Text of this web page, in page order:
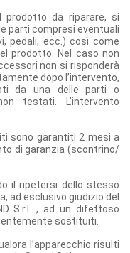
da riparare, si
parti compresi eventuali
pedali, ecc.) così come
prodotto. Nel caso non
non si risponderà
dopo l’intervento,
da una delle parti o
testati. L’intervento
sono garantiti 2 mesi a
di garanzia (scontrino/
il ripetersi dello stesso
ad esclusivo giudizio del
S.r.l. , ad un difettoso
sostituiti.
l’apparecchio risulti